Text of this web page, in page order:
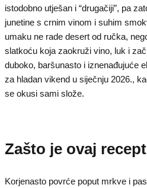
istodobno utješan i “drugačiji”, pa
junetine s crnim vinom i suhim
umaku ne rade desert od ručka,
slatkoću koja zaokruži vino, luk i
duboko, baršunasto i iznenađujuće
za hladan vikend u siječnju 2026.,
se okusi sami slože.
Zašto je ovaj
Korjenasto povrće poput mrkve i